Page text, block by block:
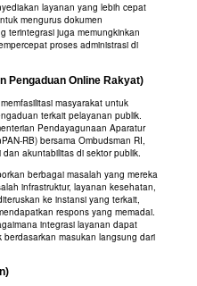
layanan yang lebih cepat
mengurus dokumen
terintegrasi juga memungkinkan
proses administrasi di
Pengaduan Online Rakyat)
masyarakat untuk
terkait pelayanan publik.
Pendayagunaan Aparatur
RB) bersama Ombudsman RI,
akuntabilitas di sektor publik.
berbagai masalah yang mereka
infrastruktur, layanan kesehatan,
ke instansi yang terkait,
respons yang memadai.
integrasi layanan dapat
masukan langsung dari